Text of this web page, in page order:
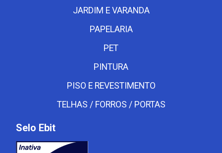
JARDIM E VARANDA
PAPELARIA
PET
PINTURA
PISO E REVESTIMENTO
TELHAS / FORROS / PORTAS
Selo Ebit